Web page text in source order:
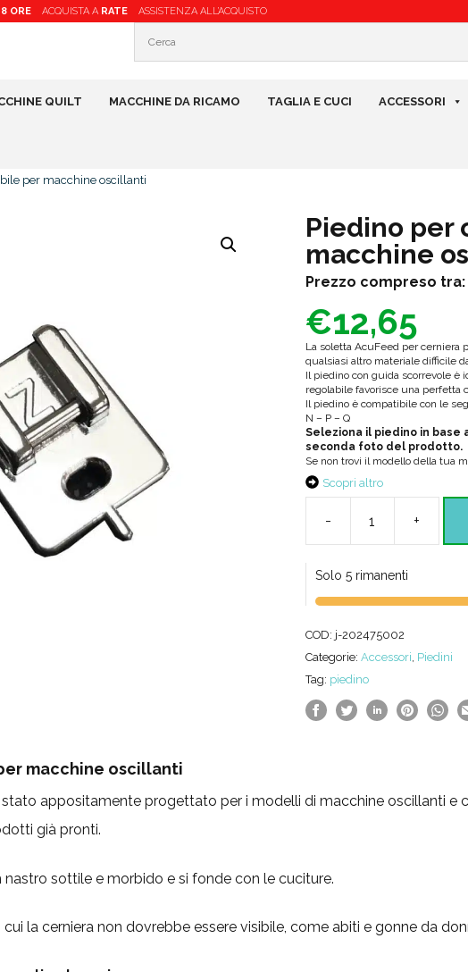
ORE ACQUISTA A RATE ASSISTENZA ALL’ACQUISTO
QUILT MACCHINE DA RICAMO TAGLIA E CUCI ACCESSORI
per macchine oscillanti
Piedino per
macchine
Prezzo compreso tra:
€12,65
La soletta AcuFeed per
qualsiasi altro materiale difficile
Il piedino con guida scorrevole
regolabile favorisce una perfetta
Il piedino è compatibile con le
N – P – Q
Seleziona il piedino in
seconda foto del prodotto.
Se non trovi il modello della tua
Scopri altro
-
per
macchine
oscillanti
+
Solo 5 rimanenti
COD: j-202475002
Categorie: Accessori, Piedini
Tag: piedino
macchine oscillanti
appositamente progettato per i modelli di macchine oscillanti e
già pronti.
sottile e morbido e si fonde con le cuciture.
la cerniera non dovrebbe essere visibile, come abiti e gonne da